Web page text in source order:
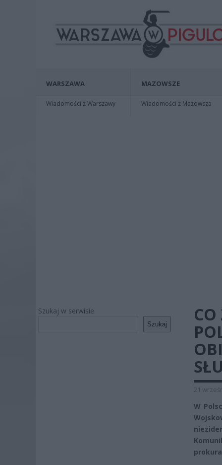
WARSZAWA
Wiadomości z Warszawy
MAZOWSZE
Wiadomości z Mazowsza
Szukaj w serwisie
Szukaj
21
W